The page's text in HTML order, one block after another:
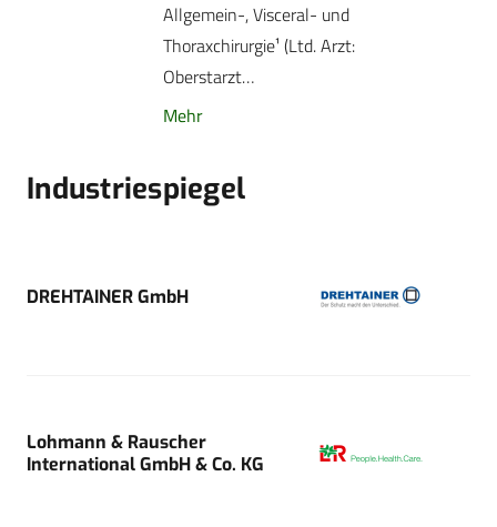
Allgemein-, Visceral- und
Thoraxchirurgie¹ (Ltd. Arzt:
Oberstarzt…
Mehr
Industriespiegel
DREHTAINER GmbH
Lohmann & Rauscher
International GmbH & Co. KG